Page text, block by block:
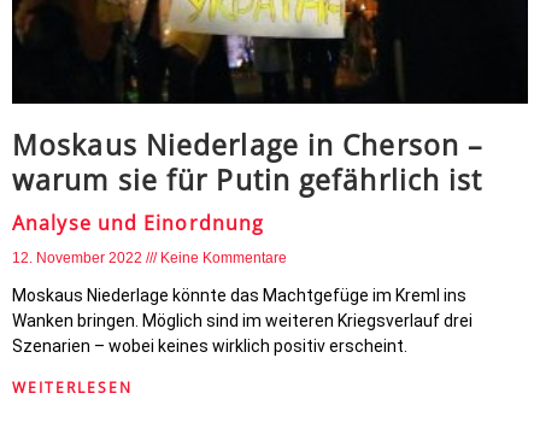
Moskaus Niederlage in Cherson –
warum sie für Putin gefährlich ist
Analyse und Einordnung
12. November 2022 Keine Kommentare
Moskaus Niederlage könnte das Machtgefüge im Kreml ins
Wanken bringen. Möglich sind im weiteren Kriegsverlauf drei
Szenarien – wobei keines wirklich positiv erscheint.
WEITERLESEN